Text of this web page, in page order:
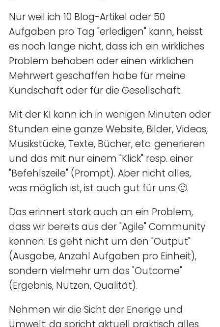
Nur weil ich 10 Blog-Artikel oder 50
Aufgaben pro Tag "erledigen" kann, heisst
es noch lange nicht, dass ich ein wirkliches
Problem behoben oder einen wirklichen
Mehrwert geschaffen habe für meine
Kundschaft oder für die Gesellschaft.
Mit der KI kann ich in wenigen Minuten oder
Stunden eine ganze Website, Bilder, Videos,
Musikstücke, Texte, Bücher, etc. generieren
und das mit nur einem "Klick" resp. einer
"Befehlszeile" (Prompt). Aber nicht alles,
was möglich ist, ist auch gut für uns 🙂.
Das erinnert stark auch an ein Problem,
dass wir bereits aus der "Agile" Community
kennen: Es geht nicht um den "Output"
(Ausgabe, Anzahl Aufgaben pro Einheit),
sondern vielmehr um das "Outcome"
(Ergebnis, Nutzen, Qualität).
Nehmen wir die Sicht der Enerige und
Umwelt: da spricht aktuell praktisch alles